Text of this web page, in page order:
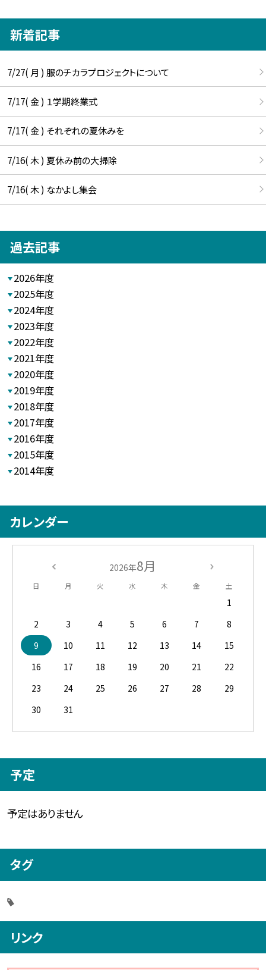
新着記事
7/27( 月 ) 服のチカラプロジェクトについて
7/17( 金 ) １学期終業式
7/17( 金 ) それぞれの夏休みを
7/16( 木 ) 夏休み前の大掃除
7/16( 木 ) なかよし集会
過去記事
2026年度
2025年度
2024年度
2023年度
2022年度
2021年度
2020年度
2019年度
2018年度
2017年度
2016年度
2015年度
2014年度
カレンダー
2026年8月
日 月 火 水 木 金 土
1
2
3 4 5 6 7
8
9
10 11 12 13 14
15
16
17 18 19 20 21
22
23
24 25 26 27 28
29
30
31
予定
予定はありません
タグ
リンク